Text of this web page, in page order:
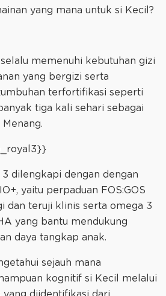
yang mana untuk si Kecil?
memenuhi kebutuhan gizi
yang bergizi serta
terfortifikasi seperti
tiga kali sehari sebagai
dilengkapi dengan dengan
yaitu perpaduan FOS:GOS
dan teruji klinis serta omega 3
yang bantu mendukung
daya tangkap anak.
sejauh mana
kognitif si Kecil melalui